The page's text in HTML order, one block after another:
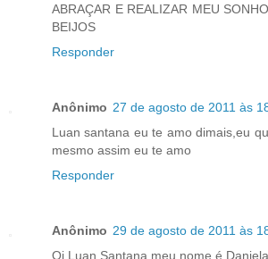
ABRAÇAR E REALIZAR MEU
BEIJOS
Responder
Anônimo 27 de agosto de 2011 às
Luan santana eu te amo dimais,eu
mesmo assim eu te amo
Responder
Anônimo 29 de agosto de 2011 às
Oi Luan Santana meu nome é